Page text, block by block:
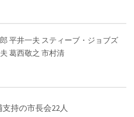
平井一夫 スティーブ・ジョブズ
葛西敬之 市村清
持の市長会22人